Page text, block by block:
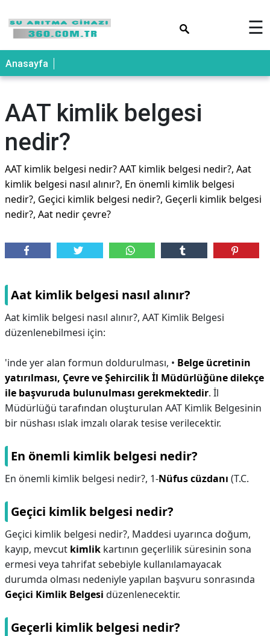
☰
Anasayfa
AAT kimlik belgesi
nedir?
AAT kimlik belgesi nedir? AAT kimlik belgesi nedir?, Aat
kimlik belgesi nasıl alınır?, En önemli kimlik belgesi
nedir?, Geçici kimlik belgesi nedir?, Geçerli kimlik belgesi
nedir?, Aat nedir çevre?
Aat kimlik belgesi nasıl alınır?
Aat kimlik belgesi nasıl alınır?, AAT Kimlik Belgesi
düzenlenebilmesi için:
'inde yer alan formun doldurulması, • Belge ücretinin
yatırılması, Çevre ve Şehircilik İl Müdürlüğüne dilekçe
ile başvuruda bulunulması gerekmektedir. İl
Müdürlüğü tarafından oluşturulan AAT Kimlik Belgesinin
bir nüshası ıslak imzalı olarak tesise verilecektir.
En önemli kimlik belgesi nedir?
En önemli kimlik belgesi nedir?, 1-Nüfus cüzdanı (T.C.
Geçici kimlik belgesi nedir?
Geçici kimlik belgesi nedir?, Maddesi uyarınca doğum,
kayıp, mevcut kimlik kartının geçerlilik süresinin sona
ermesi veya tahrifat sebebiyle kullanılamayacak
durumda olması nedeniyle yapılan başvuru sonrasında
Geçici Kimlik Belgesi düzenlenecektir.
Geçerli kimlik belgesi nedir?